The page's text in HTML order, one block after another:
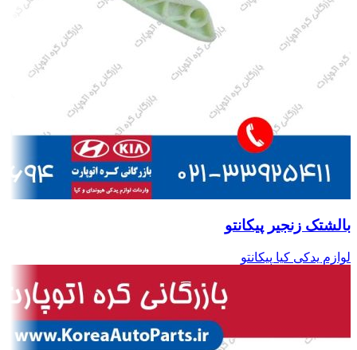
بالشتک زنجیر پیکانتو
لوازم یدکی کیا پیکانتو